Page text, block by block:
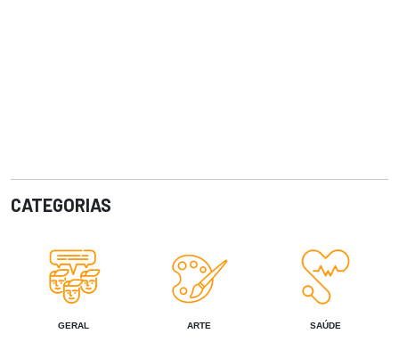
CATEGORIAS
GERAL ARTE SAÚDE